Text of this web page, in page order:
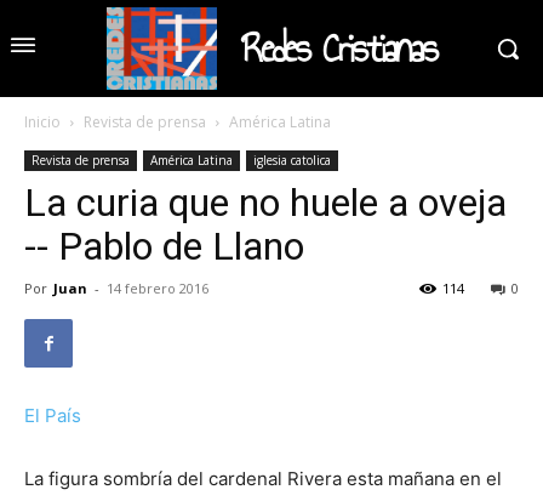
Redes Cristianas
Inicio Revista de prensa América Latina
Revista de prensa América Latina iglesia catolica
La curia que no huele a oveja
-- Pablo de Llano
Por Juan - 14 febrero 2016 0
114
El País
La figura sombría del cardenal Rivera esta mañana en el